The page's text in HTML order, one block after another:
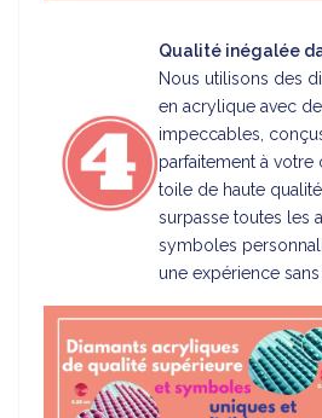
Qualité inégalée
Nous utilisons des
en acrylique avec
impeccables,
parfaitement à
toile de haute
surpasse toutes les
symboles
une expérience